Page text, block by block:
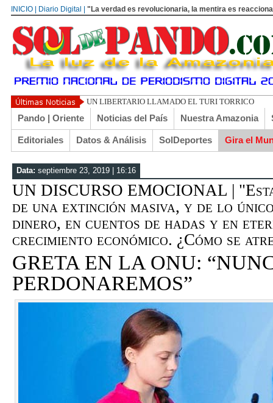
INICIO | Diario Digital | "La verdad es revolucionaria, la mentira es
UN LIBERTARIO LLAMADO EL TURI TORRICO
Pando | Oriente Noticias del País Nuestra Amazonia
Editoriales Datos & Análisis SolDeportes Gira el
Data: septiembre 23, 2019 | 16:16
UN DISCURSO EMOCIONAL |
de una extinción masiva, y de lo
dinero, en cuentos de hadas y en
crecimiento económico. ¿Cómo se
GRETA EN LA ONU:
PERDONAREMOS”